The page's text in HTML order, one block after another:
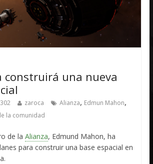
construirá una nueva
zaroca Alianza, Edmun Mahon,
la comunidad
de laAlianza, Edmund Mahon, ha
para construir una base espacial en